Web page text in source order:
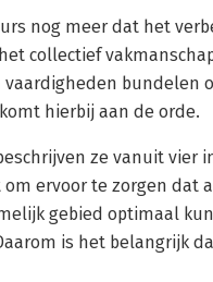
nog meer dat het
collectief
bundelen
hierbij aan de orde.
ze vanuit vier
ervoor te zorgen dat
gebied optimaal
is het belangrijk